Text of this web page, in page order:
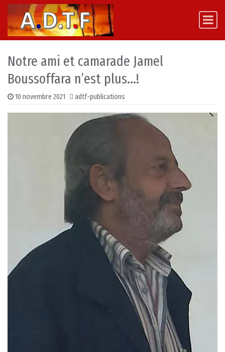
Skip to content
Main Navigation
Notre ami et camarade Jamel
Boussoffara n’est plus…!
10 novembre 2021 adtf-publications